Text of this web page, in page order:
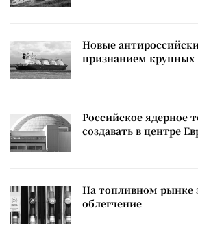
Новые
признанием крупных
Российское ядерное
создавать в центре
На топливном рынке
облегчение